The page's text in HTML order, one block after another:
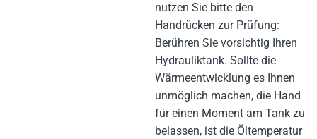
nutzen Sie bitte den
Handrücken zur Prüfung:
Berühren Sie vorsichtig Ihren
Hydrauliktank. Sollte die
Wärmeentwicklung es Ihnen
unmöglich machen, die Hand
für einen Moment am Tank zu
belassen, ist die Öltemperatur